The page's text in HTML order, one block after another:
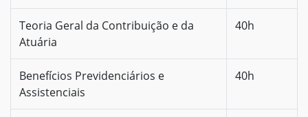
Teoria Geral da Contribuição e da
Atuária
40h
Benefícios Previdenciários e
Assistenciais
40h